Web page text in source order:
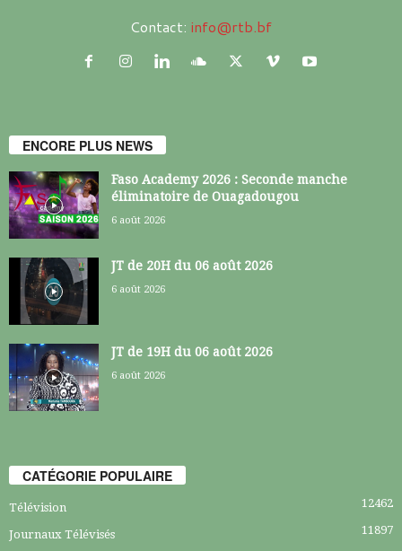
Contact: info@rtb.bf
ENCORE PLUS NEWS
Faso Academy 2026 : Seconde manche
éliminatoire de Ouagadougou
6 août 2026
JT de 20H du 06 août 2026
6 août 2026
JT de 19H du 06 août 2026
6 août 2026
CATÉGORIE POPULAIRE
Télévision 12462
Journaux Télévisés
11897